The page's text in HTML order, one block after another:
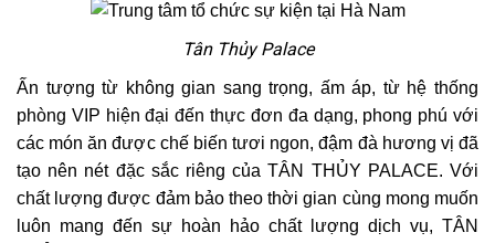
Tân Thủy Palace
Ấn tượng từ không gian sang trọng, ấm áp, từ hệ thống
phòng VIP hiện đại đến thực đơn đa dạng, phong phú với
các món ăn được chế biến tươi ngon, đậm đà hương vị đã
tạo nên nét đặc sắc riêng của TÂN THỦY PALACE. Với
chất lượng được đảm bảo theo thời gian cùng mong muốn
luôn mang đến sự hoàn hảo chất lượng dịch vụ, TÂN